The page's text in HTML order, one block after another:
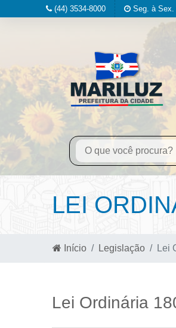
(44) 3534-8000 Seg. à Sex.
LEI
Início Legislação Lei
Lei Ordinária